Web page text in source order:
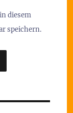
diesem
speichern.